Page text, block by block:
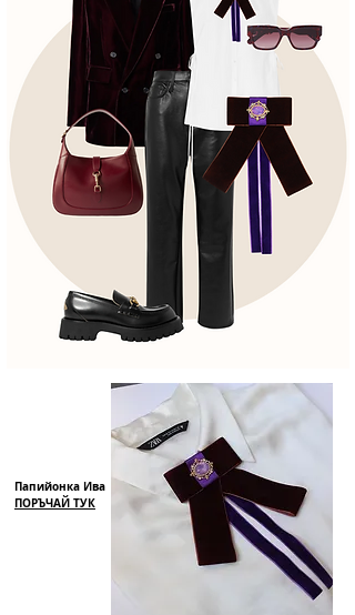
Папийонка Ива
ПОРЪЧАЙ ТУК